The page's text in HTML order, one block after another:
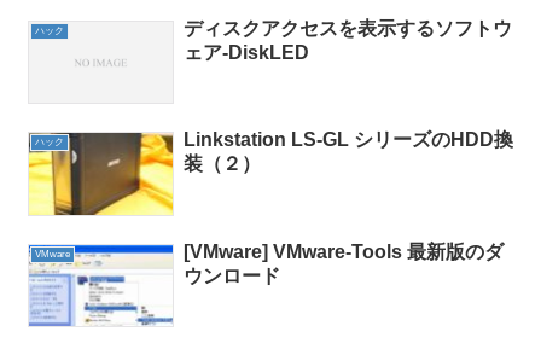
ハック
ディスクアクセスを表示するソフトウ
ェア-DiskLED
ハック
Linkstation LS-GL シリーズのHDD換
装（２）
VMware
[VMware] VMware-Tools 最新版のダ
ウンロード